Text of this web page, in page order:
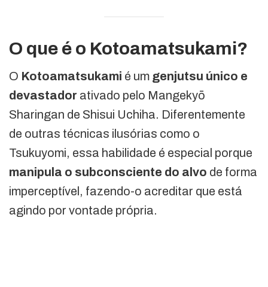
O que é o Kotoamatsukami?
O Kotoamatsukami é um genjutsu único e
devastador ativado pelo Mangekyō
Sharingan de Shisui Uchiha. Diferentemente
de outras técnicas ilusórias como o
Tsukuyomi, essa habilidade é especial porque
manipula o subconsciente do alvo de forma
imperceptível, fazendo-o acreditar que está
agindo por vontade própria.